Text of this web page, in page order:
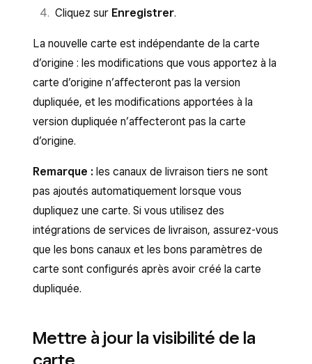
Cliquez sur Enregistrer.
La nouvelle carte est indépendante de la carte
d’origine : les modifications que vous apportez à la
carte d’origine n’affecteront pas la version
dupliquée, et les modifications apportées à la
version dupliquée n’affecteront pas la carte
d’origine.
Remarque : les canaux de livraison tiers ne sont
pas ajoutés automatiquement lorsque vous
dupliquez une carte. Si vous utilisez des
intégrations de services de livraison, assurez-vous
que les bons canaux et les bons paramètres de
carte sont configurés après avoir créé la carte
dupliquée.
Mettre à jour la visibilité de la
carte